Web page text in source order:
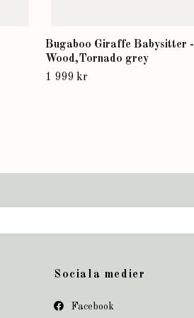
Bugaboo Giraffe Babysitter -
Wood,Tornado grey
1 999 kr
Sociala medier
Facebook